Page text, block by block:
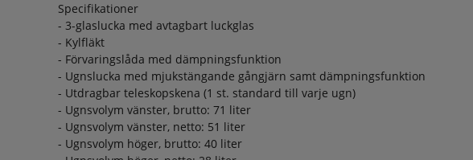
Specifikationer
- 3-glaslucka med avtagbart luckglas
- Kylfläkt
- Förvaringslåda med dämpningsfunktion
- Ugnslucka med mjukstängande gångjärn samt dämpningsfunktion
- Utdragbar teleskopskena (1 st. standard till varje ugn)
- Ugnsvolym vänster, brutto: 71 liter
- Ugnsvolym vänster, netto: 51 liter
- Ugnsvolym höger, brutto: 40 liter